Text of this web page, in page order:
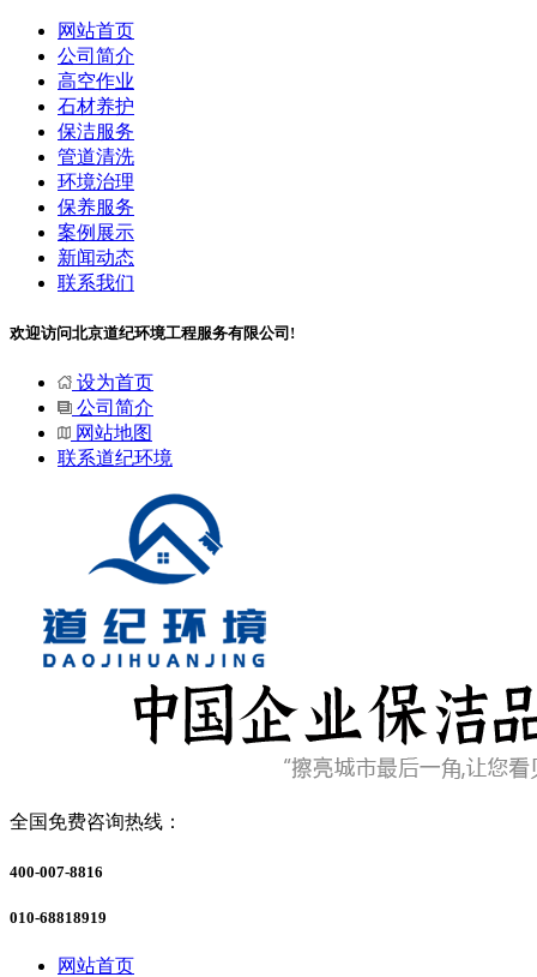
网站首页
公司简介
高空作业
石材养护
保洁服务
管道清洗
环境治理
保养服务
案例展示
新闻动态
联系我们
欢迎访问北京道纪环境工程服务有限公司!
设为首页
公司简介
网站地图
联系道纪环境
全国免费咨询热线：
400-007-8816
010-68818919
网站首页